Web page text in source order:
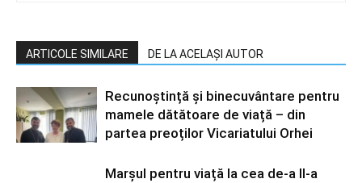
ARTICOLE SIMILARE DE LA ACELAȘI AUTOR
Recunoștință și binecuvântare pentru
mamele dătătoare de viață – din
partea preoților Vicariatului Orhei
Marșul pentru viață la cea de-a II-a